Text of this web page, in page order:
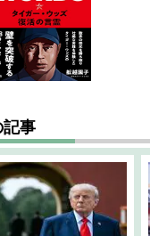
記事